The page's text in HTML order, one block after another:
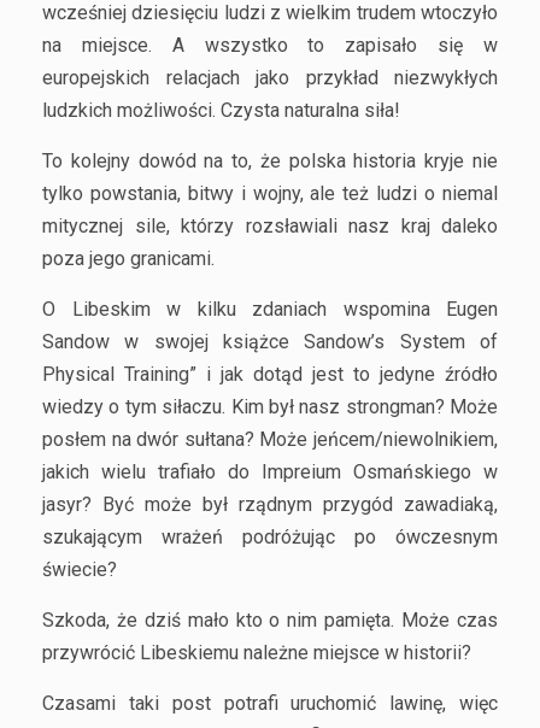
wcześniej dziesięciu ludzi z wielkim trudem wtoczyło
na miejsce. A wszystko to zapisało się w
europejskich relacjach jako przykład niezwykłych
ludzkich możliwości. Czysta naturalna siła!
To kolejny dowód na to, że polska historia kryje nie
tylko powstania, bitwy i wojny, ale też ludzi o niemal
mitycznej sile, którzy rozsławiali nasz kraj daleko
poza jego granicami.
O Libeskim w kilku zdaniach wspomina Eugen
Sandow w swojej książce Sandow’s System of
Physical Training” i jak dotąd jest to jedyne źródło
wiedzy o tym siłaczu. Kim był nasz strongman? Może
posłem na dwór sułtana? Może jeńcem/niewolnikiem,
jakich wielu trafiało do Impreium Osmańskiego w
jasyr? Być może był rządnym przygód zawadiaką,
szukającym wrażeń podróżując po ówczesnym
świecie?
Szkoda, że dziś mało kto o nim pamięta. Może czas
przywrócić Libeskiemu należne miejsce w historii?
Czasami taki post potrafi uruchomić lawinę, więc